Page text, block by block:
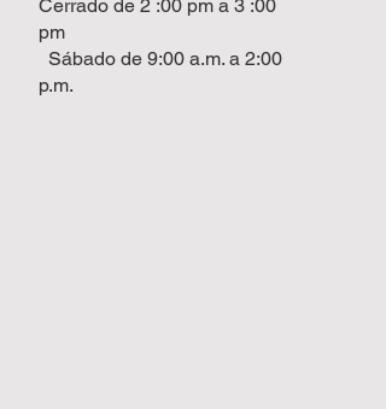
Cerrado de 2 :00 pm a 3 :00
pm
Sábado de 9:00 a.m. a 2:00
p.m.